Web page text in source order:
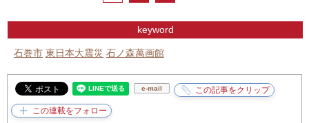
keyword
石巻市 東日本大震災 石ノ森萬画館
e-mail